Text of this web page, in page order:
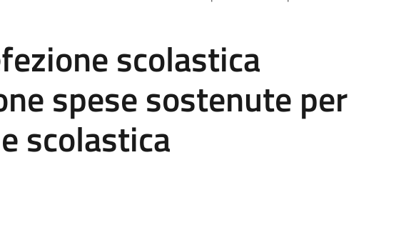
scolastica
spese sostenute per
scolastica